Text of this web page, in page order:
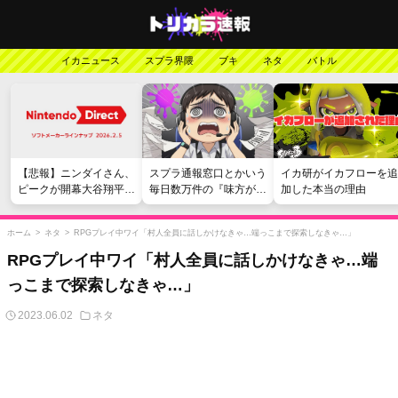
イカニュース スプラ界隈 ブキ ネタ バトル
【悲報】ニンダイさん、
ピークが開幕大谷翔平の
がっかりダイレクトだっ
たと言われてしまう
スプラ通報窓口とかいう
毎日数万件の『味方が弱
い』愚痴を読まされる苦
行
イカ研がイカフローを追
加した本当の理由
ホーム > ネタ > RPGプレイ中ワイ「村人全員に話しかけなきゃ…端っこまで探索しなきゃ…」
RPGプレイ中ワイ「村人全員に話しかけなきゃ…端
っこまで探索しなきゃ…」
2023.06.02 ネタ